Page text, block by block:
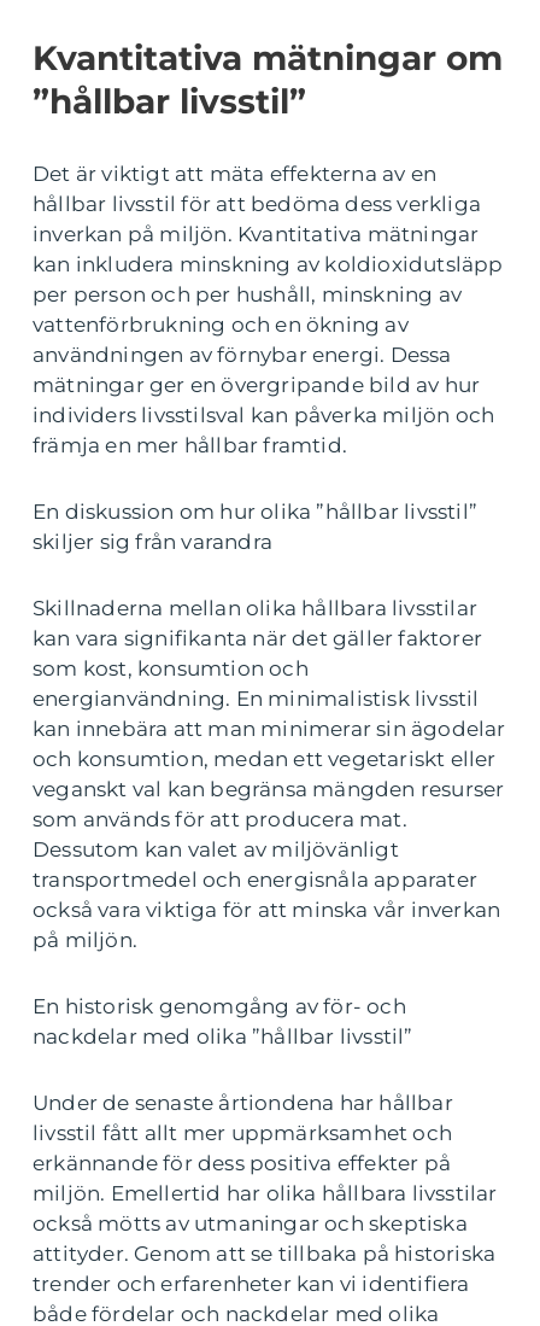
Kvantitativa mätningar om
”hållbar livsstil”
Det är viktigt att mäta effekterna av en
hållbar livsstil för att bedöma dess verkliga
inverkan på miljön. Kvantitativa mätningar
kan inkludera minskning av koldioxidutsläpp
per person och per hushåll, minskning av
vattenförbrukning och en ökning av
användningen av förnybar energi. Dessa
mätningar ger en övergripande bild av hur
individers livsstilsval kan påverka miljön och
främja en mer hållbar framtid.
En diskussion om hur olika ”hållbar livsstil”
skiljer sig från varandra
Skillnaderna mellan olika hållbara livsstilar
kan vara signifikanta när det gäller faktorer
som kost, konsumtion och
energianvändning. En minimalistisk livsstil
kan innebära att man minimerar sin ägodelar
och konsumtion, medan ett vegetariskt eller
veganskt val kan begränsa mängden resurser
som används för att producera mat.
Dessutom kan valet av miljövänligt
transportmedel och energisnåla apparater
också vara viktiga för att minska vår inverkan
på miljön.
En historisk genomgång av för- och
nackdelar med olika ”hållbar livsstil”
Under de senaste årtiondena har hållbar
livsstil fått allt mer uppmärksamhet och
erkännande för dess positiva effekter på
miljön. Emellertid har olika hållbara livsstilar
också mötts av utmaningar och skeptiska
attityder. Genom att se tillbaka på historiska
trender och erfarenheter kan vi identifiera
både fördelar och nackdelar med olika